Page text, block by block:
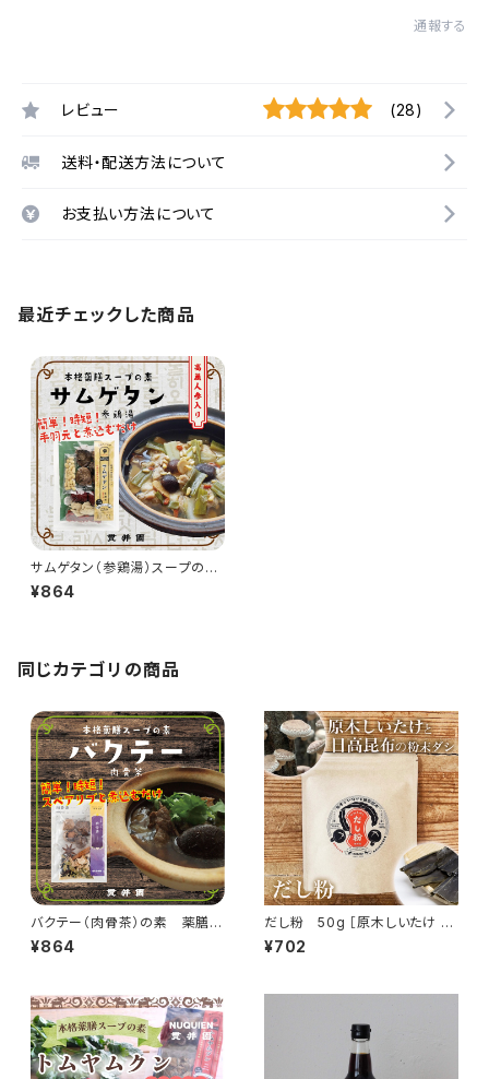
通報する
レビュー (28)
送料・配送方法について
お支払い方法について
最近チェックした商品
サムゲタン（参鶏湯）スープの
素 薬膳ミックス
¥864
同じカテゴリの商品
バクテー（肉骨茶）の素 薬膳ス
ープ 3〜4人前
¥864
だし粉 50g ［原木しいたけ と
日高昆布 の粉末出汁］
¥702